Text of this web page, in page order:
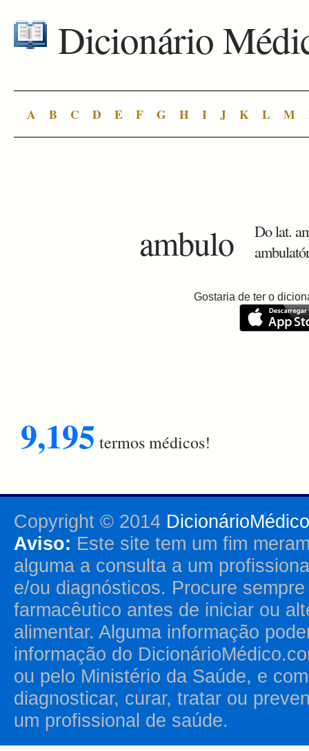
Dicionário
A B C D E F G H I J K L M
ambulo
Do lat.
Gostaria de ter o
9,195 termos médicos!
Copyright © 2014
Aviso: Este site tem um fim
alguma a consulta a um
e/ou diagnósticos. Procure
farmacêutico antes de iniciar ou
alimentar. Alguma informação
informação do
ou pelo Ministério da Saúde, e
diagnosticar, curar, tratar ou
um profissional de saúde.